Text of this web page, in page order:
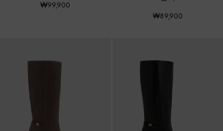
₩99,900
₩89,900